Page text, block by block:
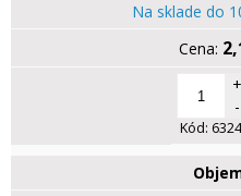
Na sklade do
+
-
Kód: